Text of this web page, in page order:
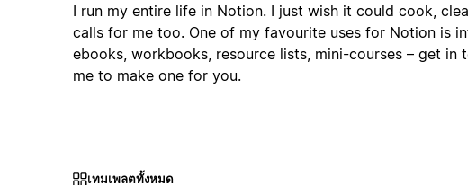
I run my entire life in Notion. I just wish it could cook,
calls for me too. One of my favourite uses for Notion is
ebooks, workbooks, resource lists, mini-courses – get in
me to make one for you.
เทมเพลตทั้งหมด